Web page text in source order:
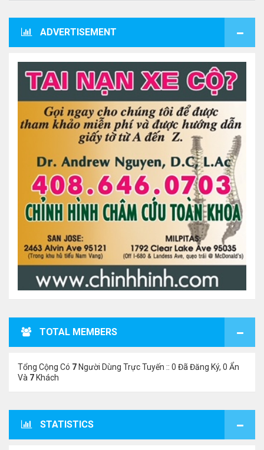
ADVERTISEMENT
TOTAL MEMBERS
Tổng Cộng Có 7 Người Dùng Trực Tuyến :: 0 Đã Đăng Ký, 0 Ẩn
Và 7 Khách
STATISTICS